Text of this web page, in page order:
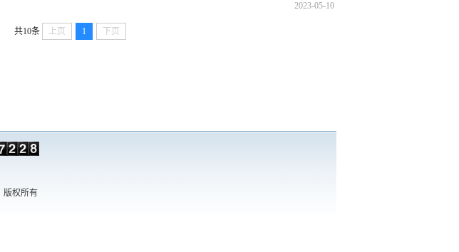
2023-05-10
共10条 上页 1 下页
版权所有